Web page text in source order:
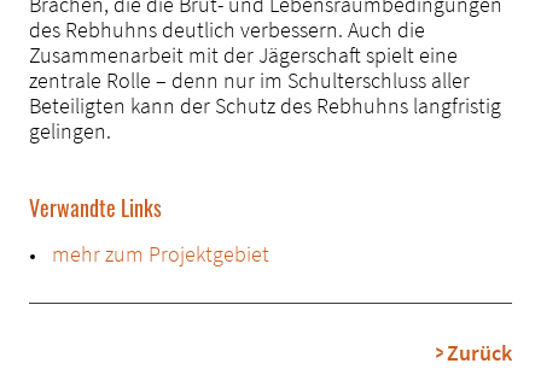
des Rebhuhns deutlich verbessern. Auch die
Zusammenarbeit mit der Jägerschaft spielt eine
zentrale Rolle – denn nur im Schulterschluss aller
Beteiligten kann der Schutz des Rebhuhns langfristig
gelingen.
Verwandte Links
mehr zum Projektgebiet
Zurück